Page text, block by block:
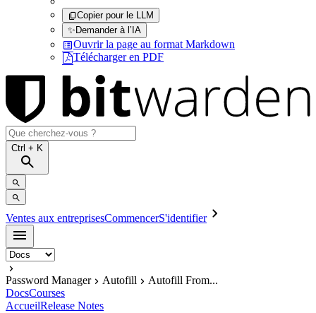
Copier pour le LLM
✨Demander à l’IA
Ouvrir la page au format Markdown
Télécharger en PDF
Ctrl + K
Ventes aux entreprisesCommencerS'identifier
Password Manager Autofill
Autofill From...
DocsCourses
AccueilRelease Notes